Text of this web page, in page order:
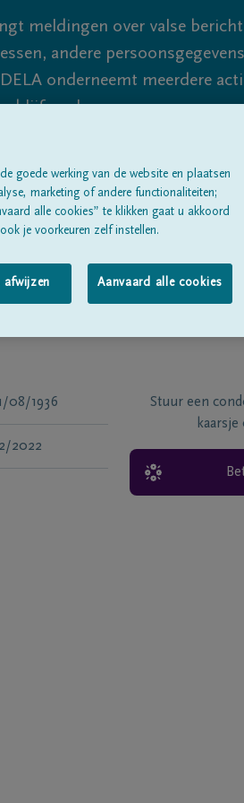
meldingen over valse
andere
onderneemt meerdere
blijf waakzaam.
rouwberichten Over ons
08/1936
2022
Stuur een
goede werking van de website en plaatsen
marketing of andere functionaliteiten;
alle cookies” te klikken gaat u akkoord
je voorkeuren zelf instellen.
afwijzen Aanvaard alle cookies